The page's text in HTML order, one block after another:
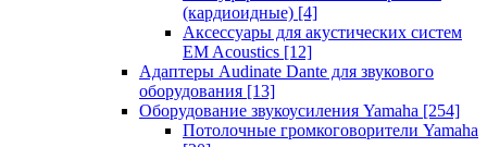
(кардиоидные) [4]
Аксессуары для акустических систем
EM Acoustics [12]
Адаптеры Audinate Dante для звукового
оборудования [13]
Оборудование звукоусиления Yamaha [254]
Потолочные громкоговорители Yamaha